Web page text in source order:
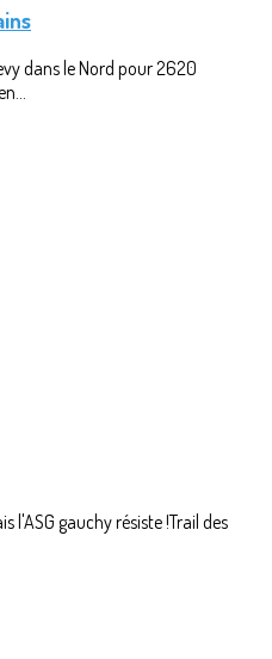
dans le Nord pour 2620
l'ASG gauchy résiste !Trail des